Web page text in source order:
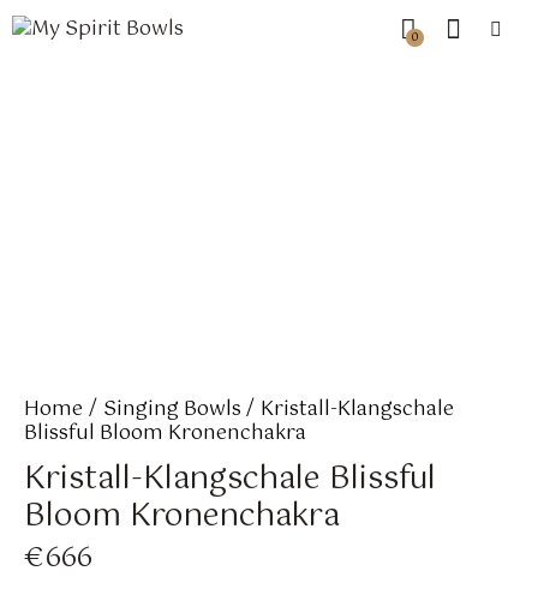
0
Home Singing Bowls Kristall-Klangschale
Blissful Bloom Kronenchakra
Kristall-Klangschale Blissful
Bloom Kronenchakra
€666